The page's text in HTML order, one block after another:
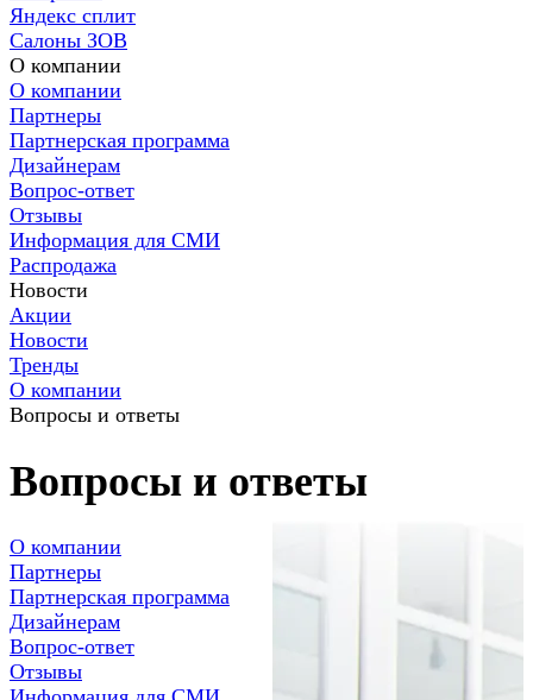
Яндекс сплит
Салоны ЗОВ
О компании
О компании
Партнеры
Партнерская программа
Дизайнерам
Вопрос-ответ
Отзывы
Информация для СМИ
Распродажа
Новости
Акции
Новости
Тренды
О компании
Вопросы и ответы
Вопросы и ответы
О компании
Партнеры
Партнерская программа
Дизайнерам
Вопрос-ответ
Отзывы